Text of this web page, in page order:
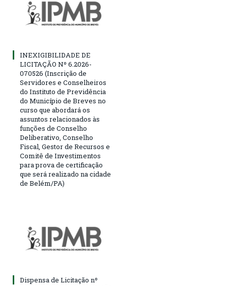
INEXIGIBILIDADE DE
LICITAÇÃO Nº 6.2026-
070526 (Inscrição de
Servidores e Conselheiros
do Instituto de Previdência
do Município de Breves no
curso que abordará os
assuntos relacionados às
funções de Conselho
Deliberativo, Conselho
Fiscal, Gestor de Recursos e
Comitê de Investimentos
para prova de certificação
que será realizado na cidade
de Belém/PA)
Dispensa de Licitação nº